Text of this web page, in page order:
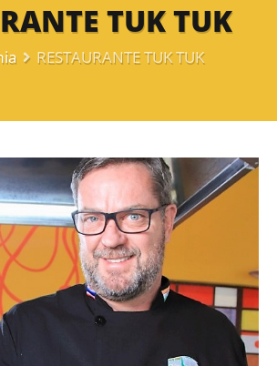
TUK TUK
RESTAURANTE TUK TUK